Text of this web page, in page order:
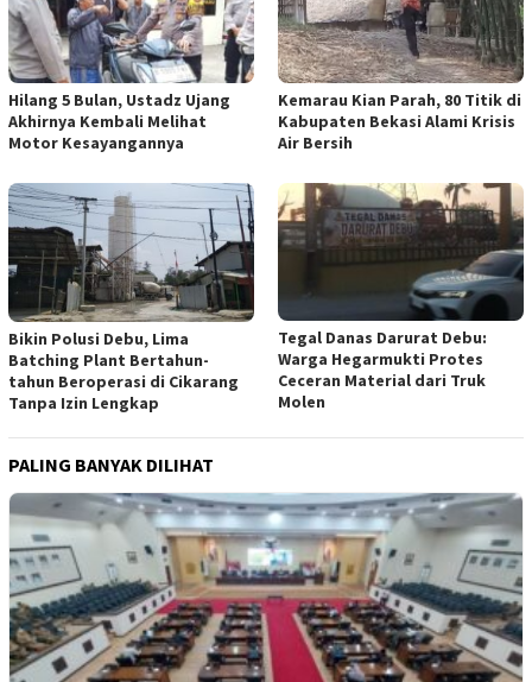
Hilang 5 Bulan, Ustadz Ujang
Akhirnya Kembali Melihat
Motor Kesayangannya
Kemarau Kian Parah, 80 Titik di
Kabupaten Bekasi Alami Krisis
Air Bersih
Bikin Polusi Debu, Lima
Batching Plant Bertahun-
tahun Beroperasi di Cikarang
Tanpa Izin Lengkap
Tegal Danas Darurat Debu:
Warga Hegarmukti Protes
Ceceran Material dari Truk
Molen
PALING BANYAK DILIHAT